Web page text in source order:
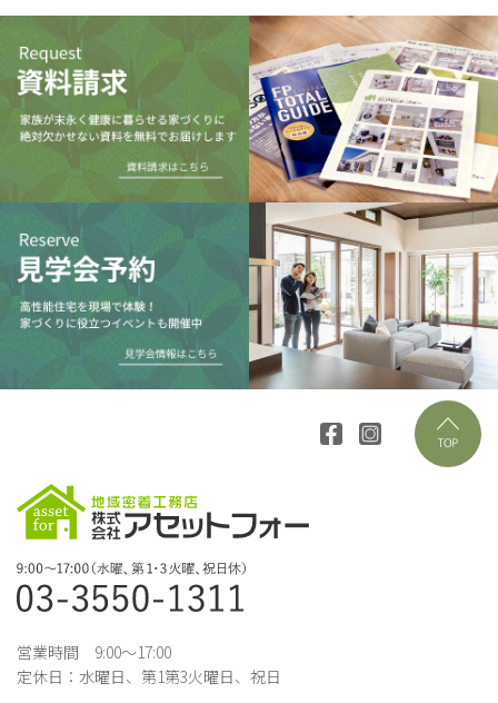
営業時間 9:00～17:00
定休日：水曜日、第1第3火曜日、祝日